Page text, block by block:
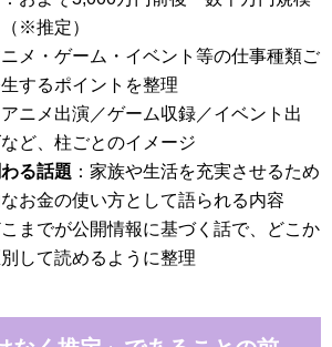
※推定）
ニメ・ゲーム・イベント等の仕事種類ご
するポイントを整理
アニメ出演／ゲーム収録／イベント出
ど、柱ごとのイメージ
る話題 ：家族や生活を充実させるため
お金の使い方として語られる内容
こまでが公開情報に基づく話で、どこか
して読めるように整理